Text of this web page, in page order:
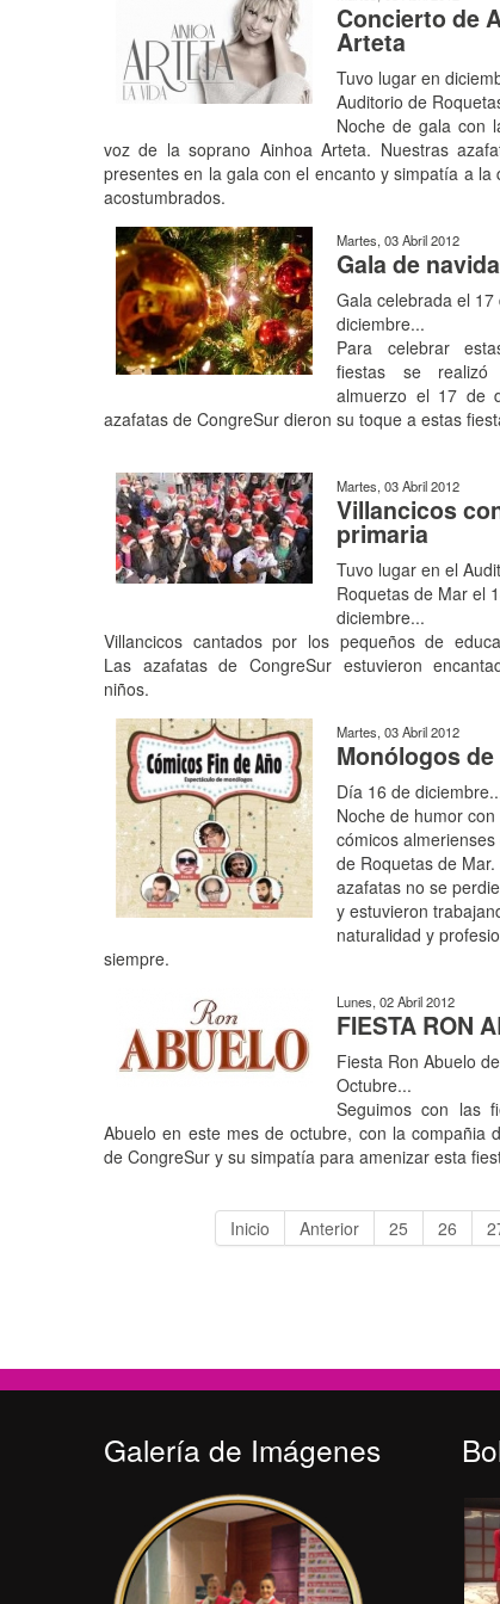
Concierto de
Arteta
Tuvo lugar en
Auditorio de
Noche de gala con
voz de la soprano Ainhoa Arteta. Nuestras
presentes en la gala con el encanto y simpatía a la
acostumbrados.
Martes, 03 Abril 2012
Gala de
Gala celebrada el 17
diciembre...
Para celebrar
fiestas se
almuerzo el 17 de
azafatas de CongreSur dieron su toque a estas
Martes, 03 Abril 2012
Villancicos
primaria
Tuvo lugar en el
Roquetas de Mar el
diciembre...
Villancicos cantados por los pequeños de
Las azafatas de CongreSur estuvieron
niños.
Martes, 03 Abril 2012
Monólogos
Día 16 de
Noche de humor
cómicos
de Roquetas de
azafatas no se
y estuvieron
naturalidad y
siempre.
Lunes, 02 Abril 2012
FIESTA RON
Fiesta Ron Abuelo
Octubre...
Seguimos con las
Abuelo en este mes de octubre, con la compañia
de CongreSur y su simpatía para amenizar esta
Inicio Anterior 25 26
Galería de Imágenes